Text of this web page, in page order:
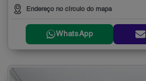
Endereço no círculo do mapa
WhatsApp